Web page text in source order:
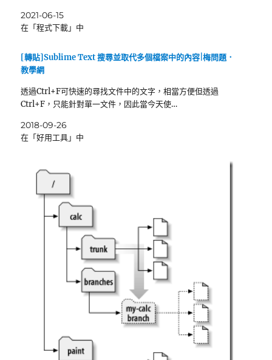
2021-06-15
在「程式下載」中
[轉貼]Sublime Text 搜尋並取代多個檔案中的內容|梅問題．
教學網
透過Ctrl+F可快速的尋找文件中的文字，相當方便但透過
Ctrl+F，只能針對單一文件，因此當今天使…
2018-09-26
在「好用工具」中